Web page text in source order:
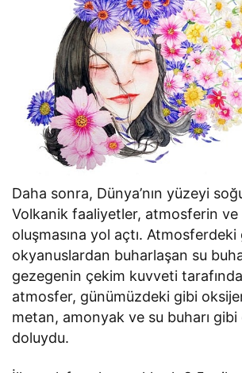
Daha sonra, Dünya’nın yüzeyi
Volkanik faaliyetler, atmosferin ve
oluşmasına yol açtı. Atmosferdeki
okyanuslardan buharlaşan su
gezegenin çekim kuvveti
atmosfer, günümüzdeki gibi
metan, amonyak ve su buharı gibi
doluydu.